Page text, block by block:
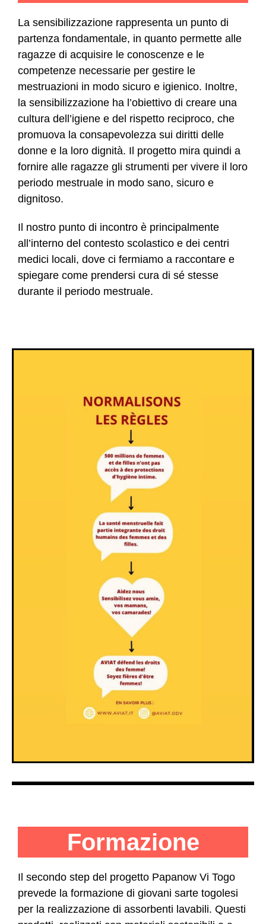
La sensibilizzazione rappresenta un punto di
partenza fondamentale, in quanto permette alle
ragazze di acquisire le conoscenze e le
competenze necessarie per gestire le
mestruazioni in modo sicuro e igienico. Inoltre,
la sensibilizzazione ha l’obiettivo di creare una
cultura dell’igiene e del rispetto reciproco, che
promuova la consapevolezza sui diritti delle
donne e la loro dignità. Il progetto mira quindi a
fornire alle ragazze gli strumenti per vivere il loro
periodo mestruale in modo sano, sicuro e
dignitoso.
Il nostro punto di incontro è principalmente
all’interno del contesto scolastico e dei centri
medici locali, dove ci fermiamo a raccontare e
spiegare come prendersi cura di sé stesse
durante il periodo mestruale.
Formazione
Il secondo step del progetto Papanow Vi Togo
prevede la formazione di giovani sarte togolesi
per la realizzazione di assorbenti lavabili. Questi